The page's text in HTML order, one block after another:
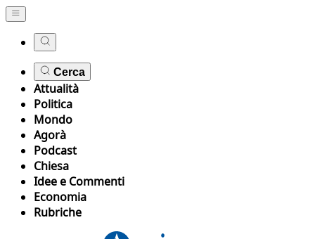
Cerca
Attualità
Politica
Mondo
Agorà
Podcast
Chiesa
Idee e Commenti
Economia
Rubriche